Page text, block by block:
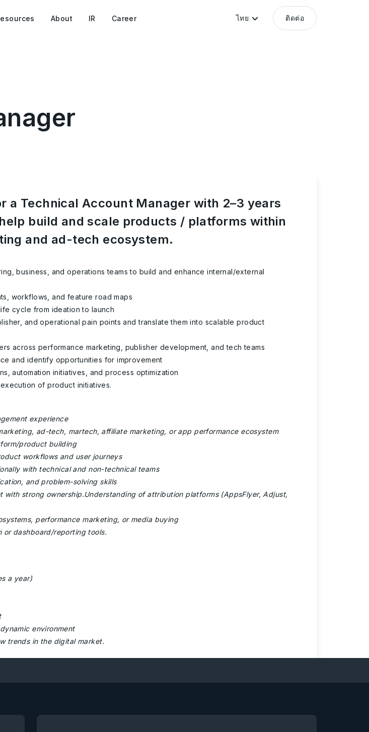
About IR Career ไทย ติดต่อ
a Technical Account Manager with 2–3 years
build and scale products / platforms within
and ad-tech ecosystem.
business, and operations teams to build and enhance internal/external
workflows, and feature road maps
cycle from ideation to launch
and operational pain points and translate them into scalable product
across performance marketing, publisher development, and tech teams
and identify opportunities for improvement
automation initiatives, and process optimization
of product initiatives.
experience
ad-tech, martech, affiliate marketing, or app performance ecosystem
product building
workflows and user journeys
with technical and non-technical teams
and problem-solving skills
with strong ownership.Understanding of attribution platforms (AppsFlyer, Adjust,
performance marketing, or media buying
or dashboard/reporting tools.
a year)
environment
trends in the digital market.